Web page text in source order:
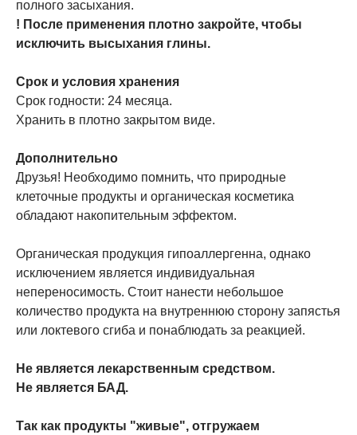
полного засыхания.
! После применения плотно закройте, чтобы
исключить высыхания глины.
Срок и условия хранения
Срок годности: 24 месяца.
Хранить в плотно закрытом виде.
Дополнительно
Друзья! Необходимо помнить, что природные
клеточные продукты и органическая косметика
обладают накопительным эффектом.
Органическая продукция гипоаллергенна, однако
исключением является индивидуальная
непереносимость. Стоит нанести небольшое
количество продукта на внутреннюю сторону запястья
или локтевого сгиба и понаблюдать за реакцией.
Не является лекарственным средством.
Не является БАД.
Так как продукты "живые", отгружаем